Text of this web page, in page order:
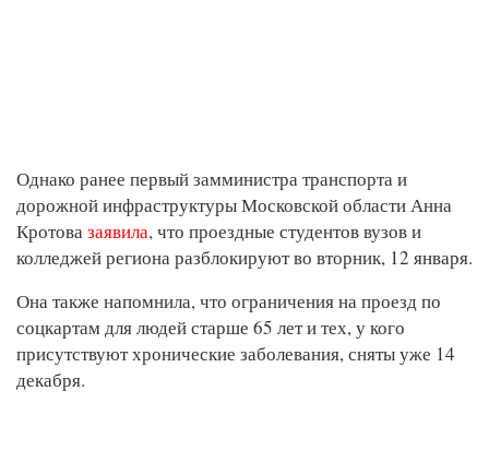
Однако ранее первый замминистра транспорта и
дорожной инфраструктуры Московской области Анна
Кротовазаявила, что проездные студентов вузов и
колледжей региона разблокируют во вторник, 12 января.
Она также напомнила, что ограничения на проезд по
соцкартам для людей старше 65 лет и тех, у кого
присутствуют хронические заболевания, сняты уже 14
декабря.